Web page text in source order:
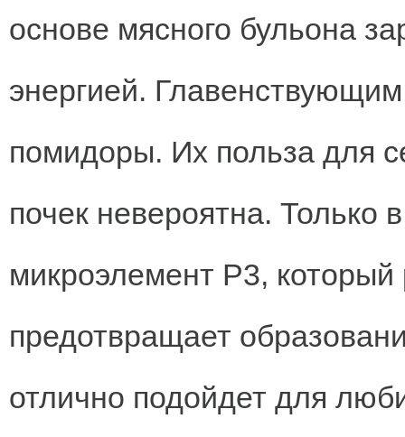
основе мясного бульона
энергией.
помидоры. Их польза для
почек невероятна. Только
микроэлемент Р3,
предотвращает
отлично подойдет для